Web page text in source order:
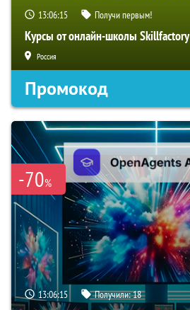
13:06:15 Получи первым!
Курсы от онлайн-школы Skillfactory
Россия
Промокод
-70%
13:06:15 Получили:18